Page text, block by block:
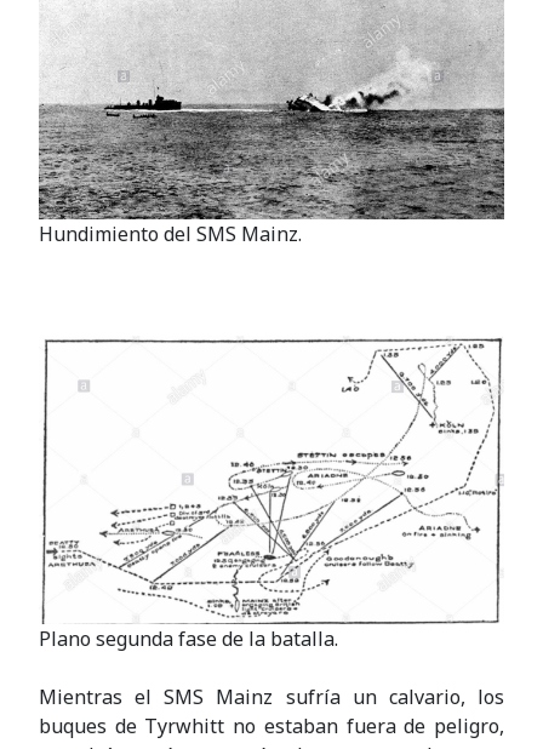
Hundimiento del SMS Mainz.
Plano segunda fase de la batalla.
Mientras el SMS Mainz sufría un calvario, los
buques de Tyrwhitt no estaban fuera de peligro,